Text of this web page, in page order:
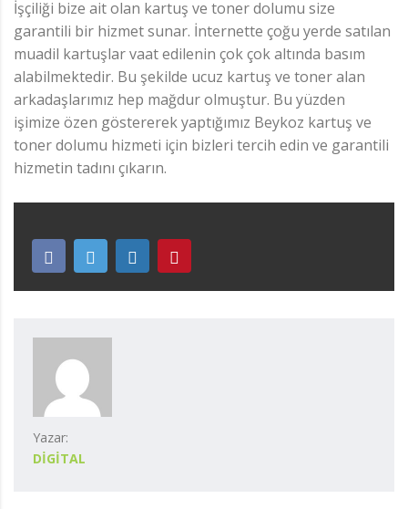
İşçiliği bize ait olan kartuş ve toner dolumu size
garantili bir hizmet sunar. İnternette çoğu yerde satılan
muadil kartuşlar vaat edilenin çok çok altında basım
alabilmektedir. Bu şekilde ucuz kartuş ve toner alan
arkadaşlarımız hep mağdur olmuştur. Bu yüzden
işimize özen göstererek yaptığımız Beykoz kartuş ve
toner dolumu hizmeti için bizleri tercih edin ve garantili
hizmetin tadını çıkarın.
Yazar:
DIGITAL